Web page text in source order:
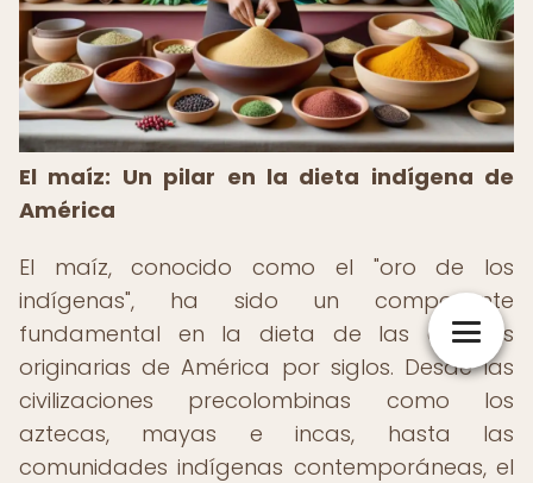
El maíz: Un pilar en la dieta indígena de
América
El maíz, conocido como el "oro de los
indígenas", ha sido un componente
fundamental en la dieta de las culturas
originarias de América por siglos. Desde las
civilizaciones precolombinas como los
aztecas, mayas e incas, hasta las
comunidades indígenas contemporáneas, el